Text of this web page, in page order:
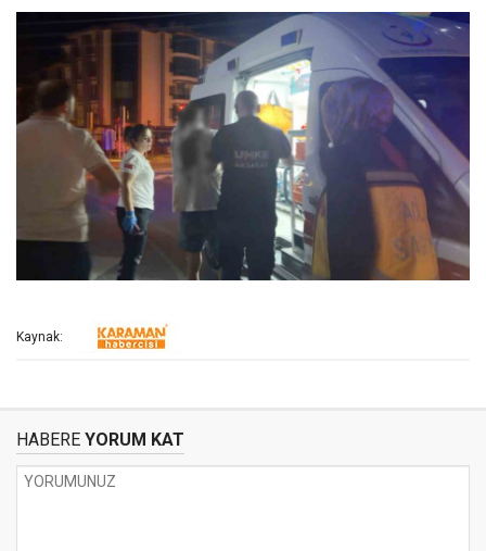
Kaynak:
HABERE YORUM KAT